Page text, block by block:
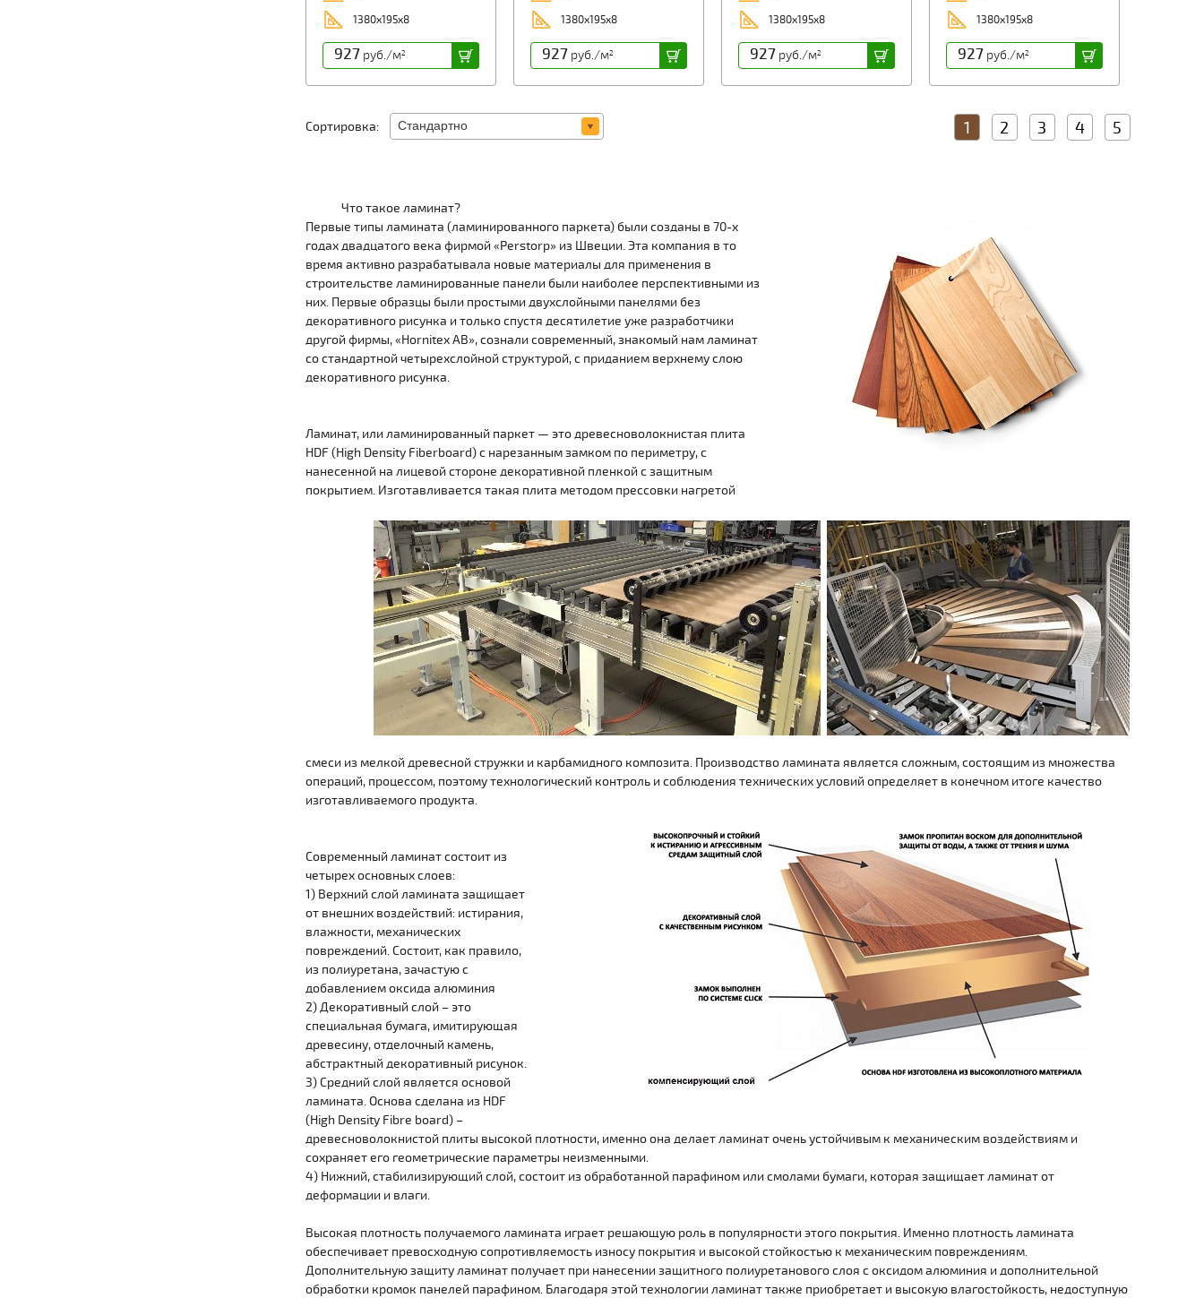
1380x195x8
927 руб./м2
1380x195x8
927 руб./м2
1380x195x8
927 руб./м2
1380x195x8
927 руб./м2
Сортировка: 1 2 3 4 5
Что такое ламинат?
Первые типы ламината (ламинированного паркета) были созданы в 70-х
годах двадцатого века фирмой «Perstorp» из Швеции. Эта компания в то
время активно разрабатывала новые материалы для применения в
строительстве ламинированные панели были наиболее перспективными из
них. Первые образцы были простыми двухслойными панелями без
декоративного рисунка и только спустя десятилетие уже разработчики
другой фирмы, «Hornitex AB», сознали современный, знакомый нам ламинат
со стандартной четырехслойной структурой, с приданием верхнему слою
декоративного рисунка.
Ламинат, или ламинированный паркет — это древесноволокнистая плита
HDF (High Density Fiberboard) с нарезанным замком по периметру, с
нанесенной на лицевой стороне декоративной пленкой с защитным
покрытием. Изготавливается такая плита методом прессовки нагретой
смеси из мелкой древесной стружки и карбамидного композита. Производство ламината является сложным, состоящим из множества
операций, процессом, поэтому технологический контроль и соблюдения технических условий определяет в конечном итоге качество
изготавливаемого продукта.
Современный ламинат состоит из
четырех основных слоев:
1) Верхний слой ламината защищает
от внешних воздействий: истирания,
влажности, механических
повреждений. Состоит, как правило,
из полиуретана, зачастую с
добавлением оксида алюминия
2) Декоративный слой – это
специальная бумага, имитирующая
древесину, отделочный камень,
абстрактный декоративный рисунок.
3) Средний слой является основой
ламината. Основа сделана из HDF
(High Density Fibre board) –
древесноволокнистой плиты высокой плотности, именно она делает ламинат очень устойчивым к механическим воздействиям и
сохраняет его геометрические параметры неизменными.
4) Нижний, стабилизирующий слой, состоит из обработанной парафином или смолами бумаги, которая защищает ламинат от
деформации и влаги.
Высокая плотность получаемого ламината играет решающую роль в популярности этого покрытия. Именно плотность ламината
обеспечивает превосходную сопротивляемость износу покрытия и высокой стойкостью к механическим повреждениям.
Дополнительную защиту ламинат получает при нанесении защитного полиуретанового слоя с оксидом алюминия и дополнительной
обработки кромок панелей парафином. Благодаря этой технологии ламинат также приобретает и высокую влагостойкость, недоступную